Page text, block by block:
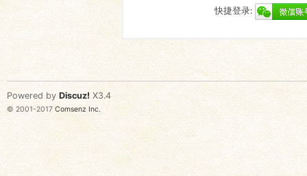
快捷登录:
Powered by Discuz! X3.4
© 2001-2017 Comsenz Inc.